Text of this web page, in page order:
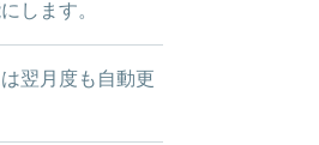
します。
翌月度も自動更